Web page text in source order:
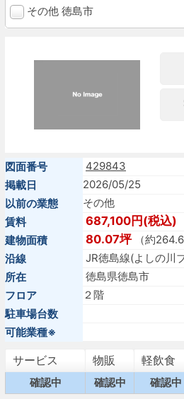
その他 徳島市
図面番号
429843
掲載日
2026/05/25
以前の業態
その他
賃料
687,100円(税込)
建物面積 80.07坪（約
沿線
JR徳島線(よしの川
所在
徳島県徳島市
フロア
２階
駐車場台数
可能業種※
サービス 物販 軽飲食
確認中 確認中 確認中